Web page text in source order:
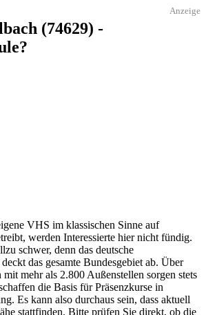
Anzeige
(74629) -
VHS im klassischen Sinne auf
werden Interessierte hier nicht fündig.
schwer, denn das deutsche
das gesamte Bundesgebiet ab. Über
mehr als 2.800 Außenstellen sorgen stets
die Basis für Präsenzkurse in
Es kann also durchaus sein, dass aktuell
stattfinden. Bitte prüfen Sie direkt, ob die